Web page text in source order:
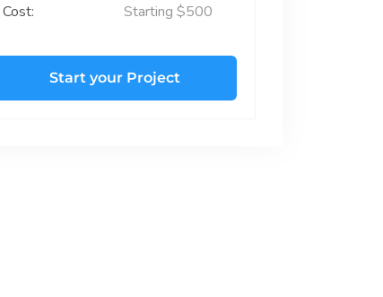
Cost: Starting $500
Start your Project